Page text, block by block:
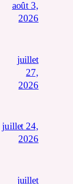
août 3,
2026
juillet
27,
2026
juillet 24,
2026
juillet